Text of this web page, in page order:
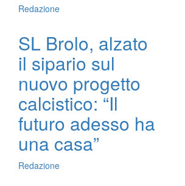
Redazione
SL Brolo, alzato
il sipario sul
nuovo progetto
calcistico: “Il
futuro adesso ha
una casa”
Redazione